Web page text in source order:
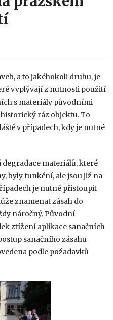
a to jakéhokoli druhu, je
vyplývají z nutnosti použití
s materiály původními
ráz objektu. To
v případech, kdy je nutné
materiálů, které
byly funkční, ale jsou již na
je nutné přistoupit
znamenat zásah do
náročný. Původní
ztížení aplikace sanačních
sanačního zásahu
podle požadavků